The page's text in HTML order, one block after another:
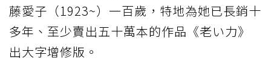
藤愛子（1923~）一百歲，特地為她已長銷十
多年、至少賣出五十萬本的作品《老い力》
出大字增修版。